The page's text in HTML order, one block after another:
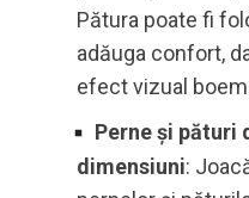
Pătura poate fi
adăuga confort,
efect vizual
Perne și pături
dimensiuni: